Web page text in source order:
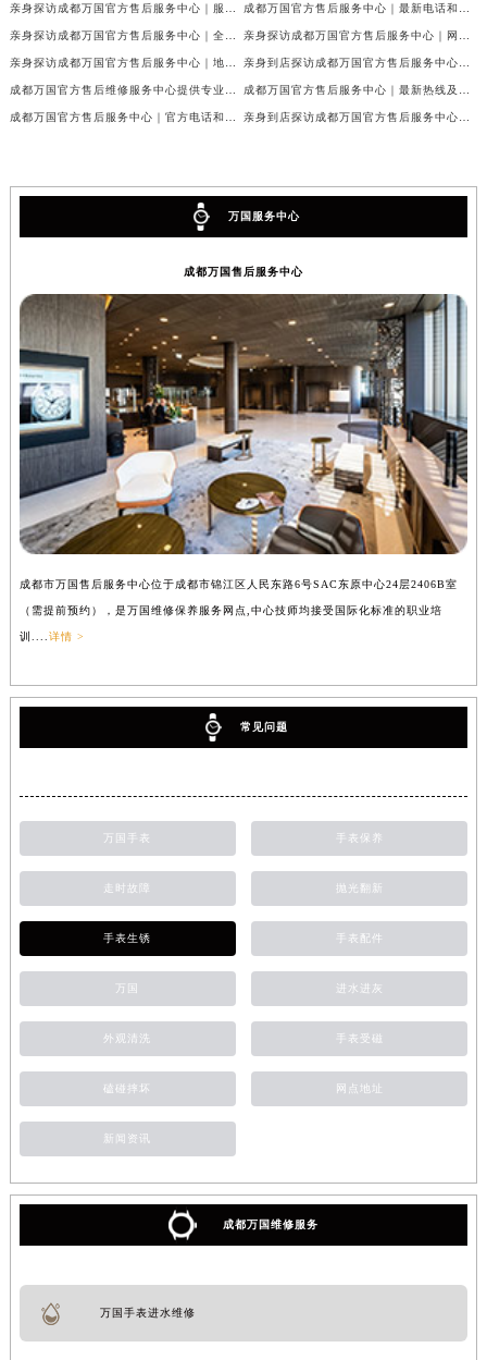
万国服务中心
成都万国售后服务中心
成都市万国售后服务中心位于成都市锦江区人民东路6号SAC东原中心24层2406B室
（需提前预约），是万国维修保养服务网点,中心技师均接受国际化标准的职业培
训.... 详情 >
常见问题
万国手表 手表保养
走时故障 抛光翻新
手表生锈 手表配件
万国 进水进灰
外观清洗 手表受磁
磕碰摔坏 网点地址
新闻资讯
成都万国维修服务
万国手表进水维修